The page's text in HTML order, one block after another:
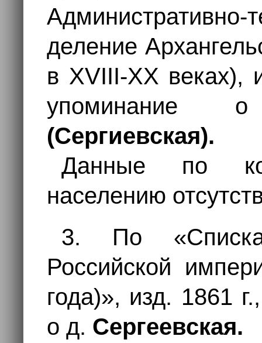
Административно-
деление
в XVIII-XX веках),
(Сергиевская).
Данные по
населению
3. По
Российской
года)», изд. 1861
о д. Сергеевская.